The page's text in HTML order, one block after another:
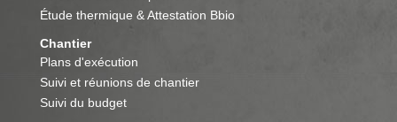
Étude thermique & Attestation Bbio
Chantier
Plans d'exécution
Suivi et réunions de chantier
Suivi du budget